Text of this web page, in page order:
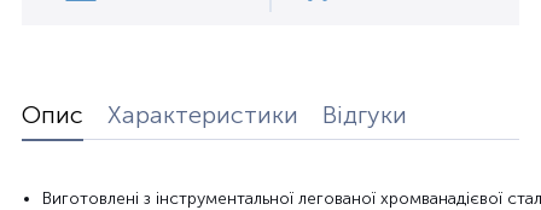
Опис Характеристики Відгуки
Виготовлені з інструментальної легованої хромванадієвої